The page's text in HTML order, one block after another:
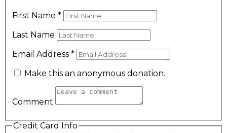
First Name *
Last Name
Email Address *
Make this an anonymous donation.
Comment
Credit Card Info